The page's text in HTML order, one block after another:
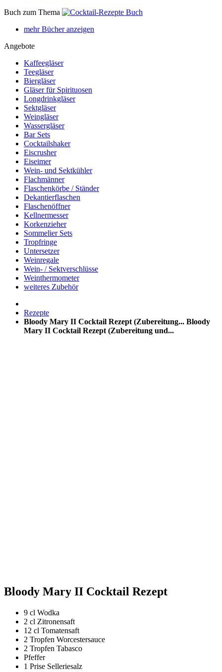
Buch zum Thema
mehr Bücher anzeigen
Angebote
Kaffeegläser
Teegläser
Biergläser
Gläser für Spirituosen
Longdrinkgläser
Sektgläser
Weingläser
Wassergläser
Bar Sets
Cocktailshaker
Eiscrusher
Eiseimer
Wein- und Sektkühler
Flachmänner
Flaschenkörbe / Ständer
Dekantierflaschen
Flaschenöffner
Kellnermesser
Korkenzieher
Sommelier Sets
Tropfringe
Untersetzer
Weinregale
Wein- / Sektverschlüsse
Weinthermometer
weiteres Zubehör
Rezepte
Bloody Mary II Cocktail Rezept (Zubereitung... Bloody
Mary II Cocktail Rezept (Zubereitung und...
Bloody Mary II Cocktail Rezept
9 cl Wodka
2 cl Zitronensaft
12 cl Tomatensaft
2 Tropfen Worcestersauce
2 Tropfen Tabasco
Pfeffer
1 Prise Selleriesalz